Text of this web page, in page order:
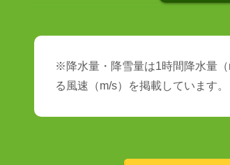
※降水量・降雪量は1時間降水量
る風速（m/s）を掲載しています。